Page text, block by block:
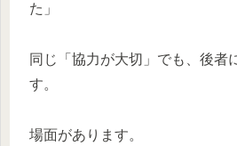
た」
同じ「協力が大切」でも、後者
す。
場面があります。